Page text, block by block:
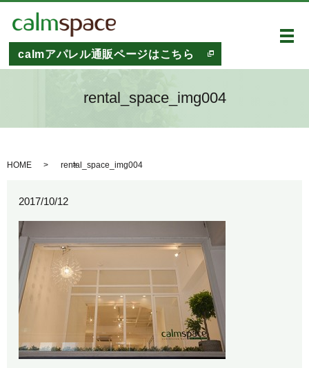
calmアパレル通販ページはこちら
メ
rental_space_img004
HOME rental_space_img004
2017/10/12